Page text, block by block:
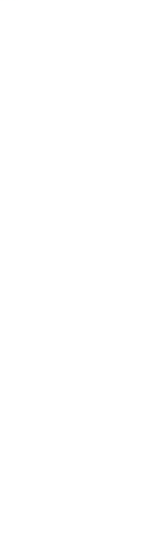
artigo
de
e a
forma
lado
os
em
Após
basta